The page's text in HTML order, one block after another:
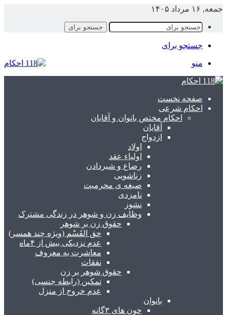
۱۶ مرداد ۱۴۰۵
جستجو برای
جستجو برای
منو
صفحه نخست
احکام شرعی
احکام مختص بانوان و آقایان
آقایان
ازدواج
اولاد
اولیاء عقد
رضاع و شیردادن
زناشویی
صیغه ی محرمیت
نامزدی
نشوز
وظایف زن و شوهر در زندگی مشترک
حقوق زن بر شوهر
حق القَسْم (ویژه چند همسر)
عدم نزدیکی بیش از ۴ماه
معاشرت به معروف
نفقات
حقوق شوهر بر زن
تمکین (رابطه جنسی)
عدم خروج از منزل
بانوان
خون های ۳گانه